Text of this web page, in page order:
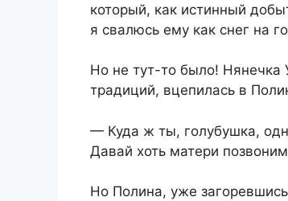
который, как истинный
я свалюсь ему как снег на
Но не тут-то было! Нянечка
традиций, вцепилась в
— Куда ж ты, голубушка,
Давай хоть матери
Но Полина, уже